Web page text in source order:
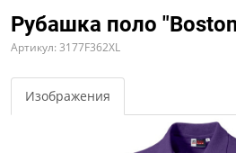
Рубашка поло
Артикул: 3177F362XL
Изображения